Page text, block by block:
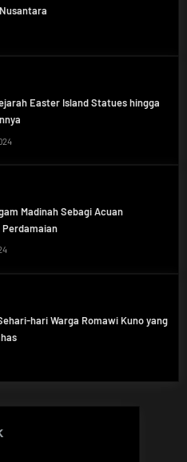
Easter Island Statues hingga
Madinah Sebagi Acuan
Perdamaian
hari Warga Romawi Kuno yang